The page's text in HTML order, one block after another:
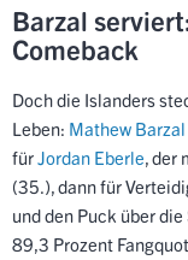
Barzal
Comeback
Doch die Islanders
Leben: Mathew Barzal
fürJordan Eberle, der
(35.), dann für
und den Puck über
89,3 Prozent